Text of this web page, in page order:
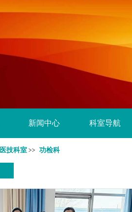
新闻中心 科室导航
医技科室 >> 功检科